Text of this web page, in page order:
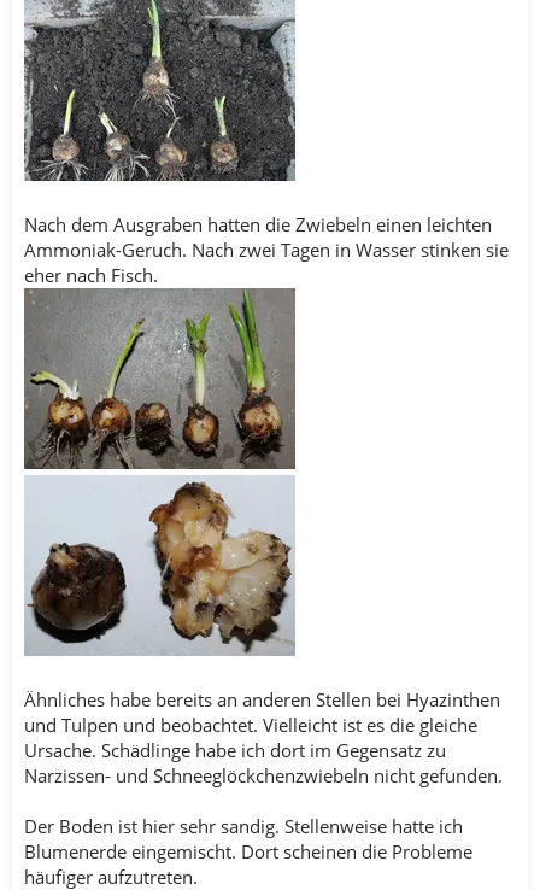
Nach dem Ausgraben hatten die Zwiebeln einen leichten
Ammoniak-Geruch. Nach zwei Tagen in Wasser stinken sie
eher nach Fisch.
Ähnliches habe bereits an anderen Stellen bei Hyazinthen
und Tulpen und beobachtet. Vielleicht ist es die gleiche
Ursache. Schädlinge habe ich dort im Gegensatz zu
Narzissen- und Schneeglöckchenzwiebeln nicht gefunden.
Der Boden ist hier sehr sandig. Stellenweise hatte ich
Blumenerde eingemischt. Dort scheinen die Probleme
häufiger aufzutreten.